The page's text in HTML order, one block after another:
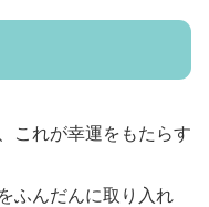
これが幸運をもたらす
ふんだんに取り入れ